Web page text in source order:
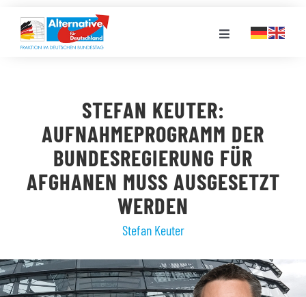
Inhalt
springen
Toggle
LANDESGRUPPEN
VERANSTALTUNGEN
STELLENPORTAL
STEFAN KEUTER:
AUFNAHMEPROGRAMM DER
BUNDESREGIERUNG FÜR
AFGHANEN MUSS AUSGESETZT
WERDEN
Stefan Keuter